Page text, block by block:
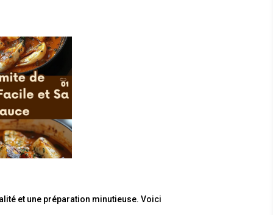
et une préparation minutieuse. Voici